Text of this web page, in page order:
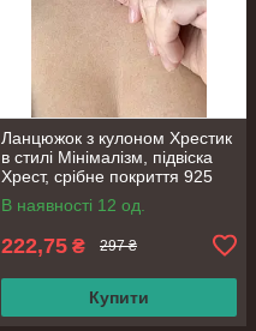
Ланцюжок з кулоном Хрестик
в стилі Мінімалізм, підвіска
Хрест, срібне покриття 925
проби, довжина 41+5 см
В наявності 12 од.
222,75 ₴ 297 ₴
Купити